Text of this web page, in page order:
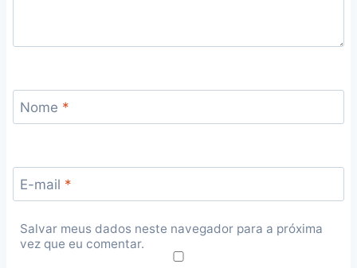
Nome *
E-mail *
Salvar meus dados neste navegador para a próxima
vez que eu comentar.